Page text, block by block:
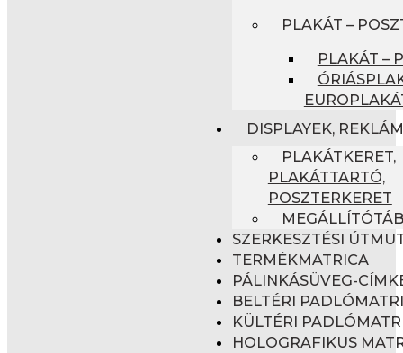
PLAKÁT –
PLAKÁT –
DISPLAYEK,
PLAKÁTKERET,
PLAKÁTTARTÓ,
POSZTERKERET
SZERKESZTÉSI
TERMÉKMATRICA
PÁLINKÁSÜVEG-
BELTÉRI
KÜLTÉRI
HOLOGRAFIKUS